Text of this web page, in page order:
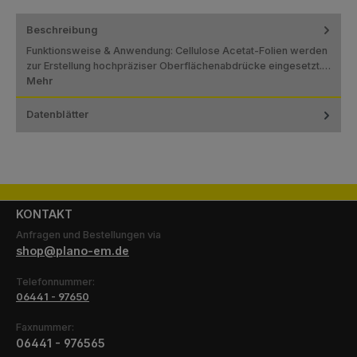
Beschreibung
Funktionsweise & Anwendung: Cellulose Acetat-Folien werden
zur Erstellung hochpräziser Oberflächenabdrücke eingesetzt.…
Mehr
Datenblätter
KONTAKT
Anfragen und Bestellungen via
shop@plano-em.de
Telefonnummer:
06441 - 97650
Faxnummer:
06441 - 976565